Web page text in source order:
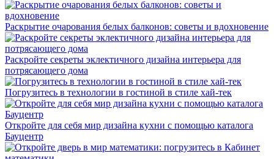
Раскрытие очарования белых балконов: советы и вдохновение
Раскройте секреты эклектичного дизайна интерьера для
потрясающего дома
Погрузитесь в технологии в гостиной в стиле хай-тек
Откройте для себя мир дизайна кухни с помощью каталога
Бауцентр